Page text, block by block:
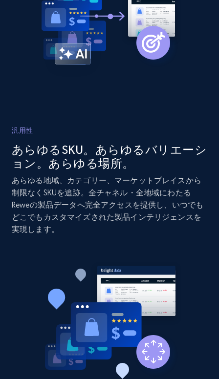
2.1K+ 375+ 今すぐ始める
Amazon products global dataset - Collects
Amazon products global dataset - Collect
Amazon products by seller URL
Title, Seller name, Brand, Description, Initial
price, Currency, Availability, Reviews count, and
Amazon products global dataset - Collect
products from Brands URLs
Title, Seller name, Brand, Description, Initial
price, Currency, Availability, Reviews count, and
汎用性
あらゆるSKU。あらゆるバリエーシ
ョン。あらゆる場所。
あらゆる地域、カテゴリー、マーケットプレイスから
制限なくSKUを追跡。全チャネル・全地域にわたる
Reweの製品データへ完全アクセスを提供し、いつでも
どこでもカスタマイズされた製品インテリジェンスを
実現します。